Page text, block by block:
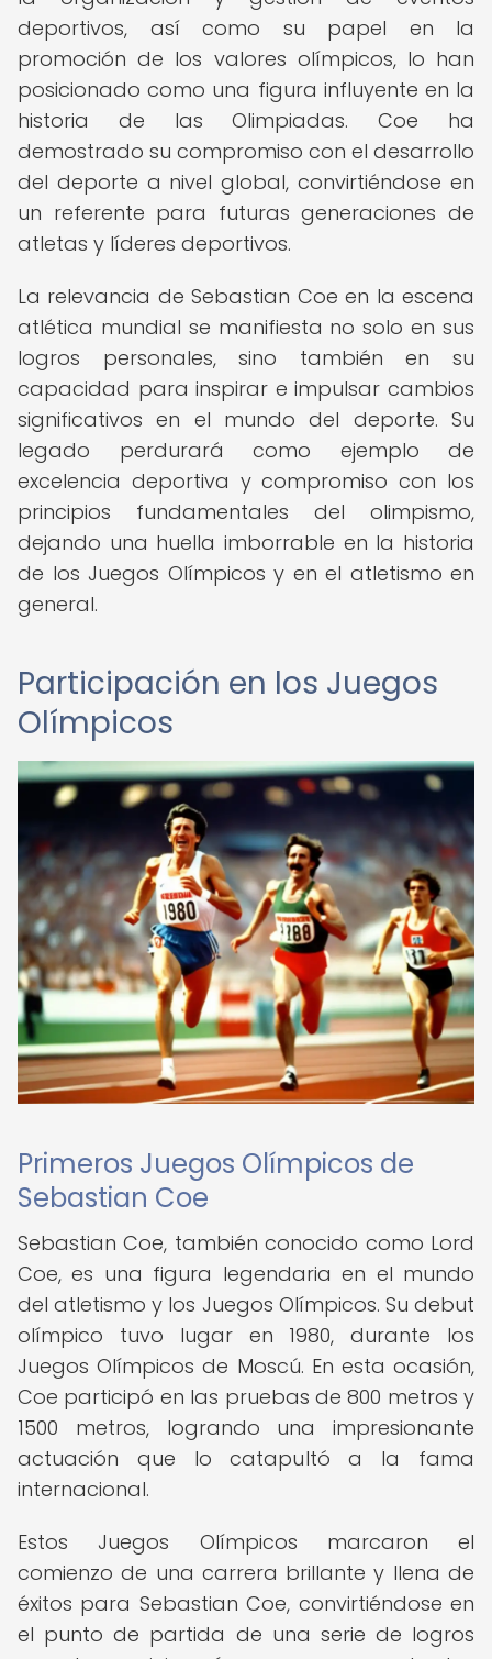
deportivos, así como su papel en la
promoción de los valores olímpicos, lo han
posicionado como una figura influyente en la
historia de las Olimpiadas. Coe ha
demostrado su compromiso con el desarrollo
del deporte a nivel global, convirtiéndose en
un referente para futuras generaciones de
atletas y líderes deportivos.
La relevancia de Sebastian Coe en la escena
atlética mundial se manifiesta no solo en sus
logros personales, sino también en su
capacidad para inspirar e impulsar cambios
significativos en el mundo del deporte. Su
legado perdurará como ejemplo de
excelencia deportiva y compromiso con los
principios fundamentales del olimpismo,
dejando una huella imborrable en la historia
de los Juegos Olímpicos y en el atletismo en
general.
Participación en los Juegos
Olímpicos
Primeros Juegos Olímpicos de
Sebastian Coe
Sebastian Coe, también conocido como Lord
Coe, es una figura legendaria en el mundo
del atletismo y los Juegos Olímpicos. Su debut
olímpico tuvo lugar en 1980, durante los
Juegos Olímpicos de Moscú. En esta ocasión,
Coe participó en las pruebas de 800 metros y
1500 metros, logrando una impresionante
actuación que lo catapultó a la fama
internacional.
Estos Juegos Olímpicos marcaron el
comienzo de una carrera brillante y llena de
éxitos para Sebastian Coe, convirtiéndose en
el punto de partida de una serie de logros